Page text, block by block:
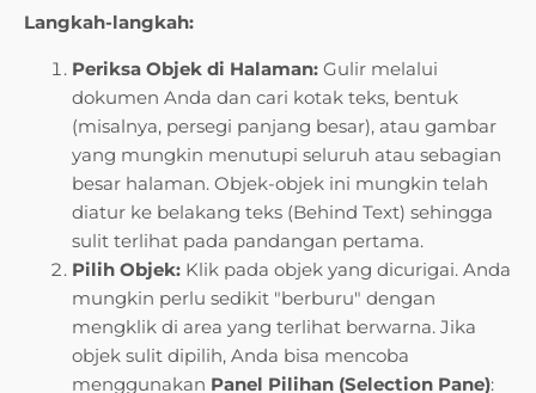
Langkah-langkah:
Periksa Objek di Halaman: Gulir melalui
dokumen Anda dan cari kotak teks, bentuk
(misalnya, persegi panjang besar), atau gambar
yang mungkin menutupi seluruh atau sebagian
besar halaman. Objek-objek ini mungkin telah
diatur ke belakang teks (Behind Text) sehingga
sulit terlihat pada pandangan pertama.
Pilih Objek: Klik pada objek yang dicurigai. Anda
mungkin perlu sedikit "berburu" dengan
mengklik di area yang terlihat berwarna. Jika
objek sulit dipilih, Anda bisa mencoba
menggunakan Panel Pilihan (Selection Pane):